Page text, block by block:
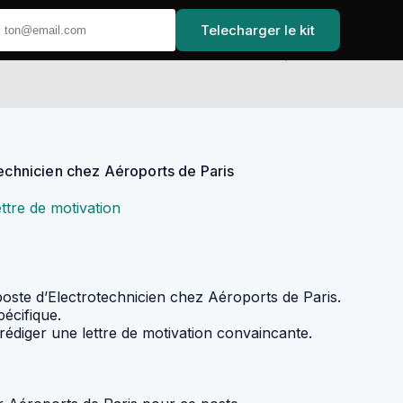
chez Aéroports de Paris
de motivation
d’Electrotechnicien chez Aéroports de Paris.
une lettre de motivation convaincante.
Telecharger le kit